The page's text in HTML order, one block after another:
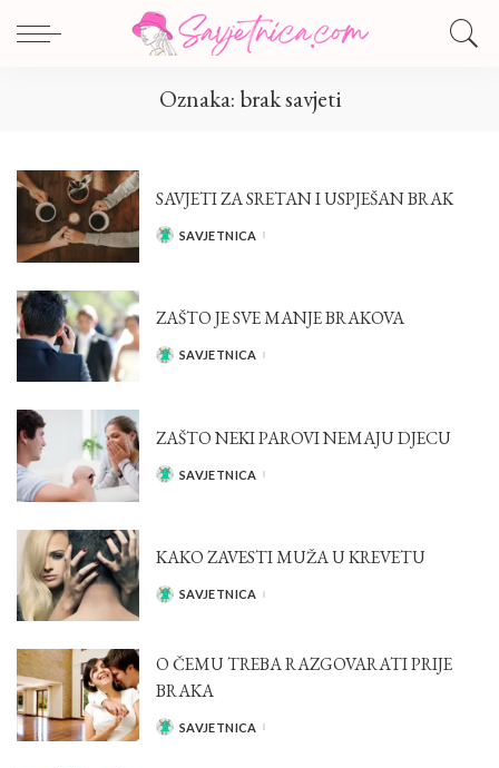
Oznaka: brak savjeti
SAVJETI ZA SRETAN I USPJEŠAN BRAK
POSTED
SAVJETNICA
ZAŠTO JE SVE MANJE BRAKOVA
POSTED
SAVJETNICA
ZAŠTO NEKI PAROVI NEMAJU DJECU
POSTED
SAVJETNICA
KAKO ZAVESTI MUŽA U KREVETU
POSTED
SAVJETNICA
O ČEMU TREBA RAZGOVARATI PRIJE
BRAKA
POSTED
SAVJETNICA